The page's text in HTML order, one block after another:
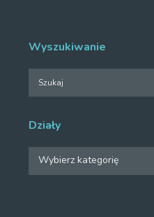
Wyszukiwanie
Działy
Działy
Wybierz kategorię